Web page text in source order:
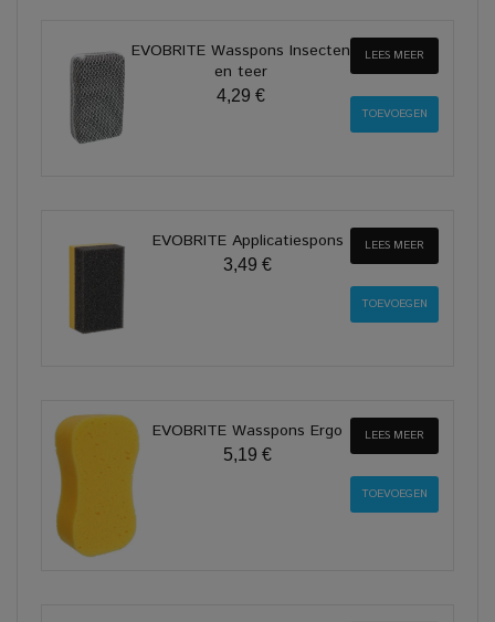
EVOBRITE Wasspons Insecten
en teer
4,29 €
LEES MEER
EVOBRITE Applicatiespons
3,49 €
LEES MEER
EVOBRITE Wasspons Ergo
5,19 €
LEES MEER